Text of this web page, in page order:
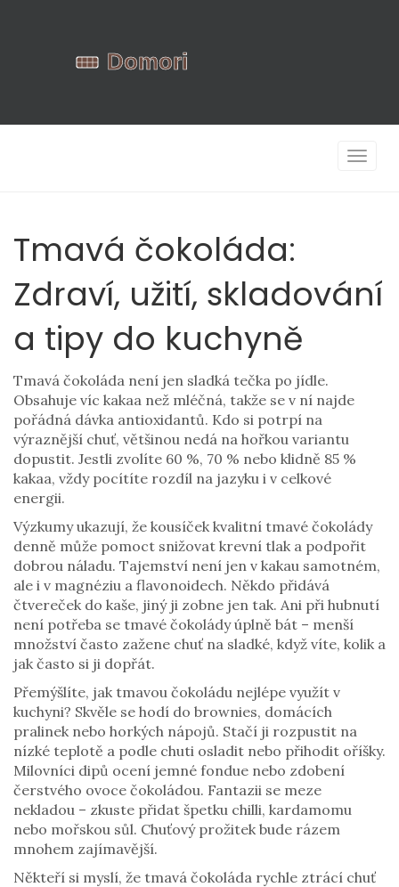
Tmavá čokoláda:
Zdraví, užití, skladování
a tipy do kuchyně
Tmavá čokoláda není jen sladká tečka po jídle.
Obsahuje víc kakaa než mléčná, takže se v ní najde
pořádná dávka antioxidantů. Kdo si potrpí na
výraznější chuť, většinou nedá na hořkou variantu
dopustit. Jestli zvolíte 60 %, 70 % nebo klidně 85 %
kakaa, vždy pocítíte rozdíl na jazyku i v celkové
energii.
Výzkumy ukazují, že kousíček kvalitní tmavé čokolády
denně může pomoct snižovat krevní tlak a podpořit
dobrou náladu. Tajemství není jen v kakau samotném,
ale i v magnéziu a flavonoidech. Někdo přidává
čtvereček do kaše, jiný ji zobne jen tak. Ani při hubnutí
není potřeba se tmavé čokolády úplně bát – menší
množství často zažene chuť na sladké, když víte, kolik a
jak často si ji dopřát.
Přemýšlíte, jak tmavou čokoládu nejlépe využít v
kuchyni? Skvěle se hodí do brownies, domácích
pralinek nebo horkých nápojů. Stačí ji rozpustit na
nízké teplotě a podle chuti osladit nebo přihodit oříšky.
Milovníci dipů ocení jemné fondue nebo zdobení
čerstvého ovoce čokoládou. Fantazii se meze
nekladou – zkuste přidat špetku chilli, kardamomu
nebo mořskou sůl. Chuťový prožitek bude rázem
mnohem zajímavější.
Někteří si myslí, že tmavá čokoláda rychle ztrácí chuť